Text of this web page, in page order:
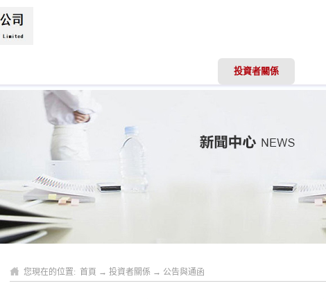
投資者關係
您現在的位置: 首頁 → 投資者關係 → 公告與通函